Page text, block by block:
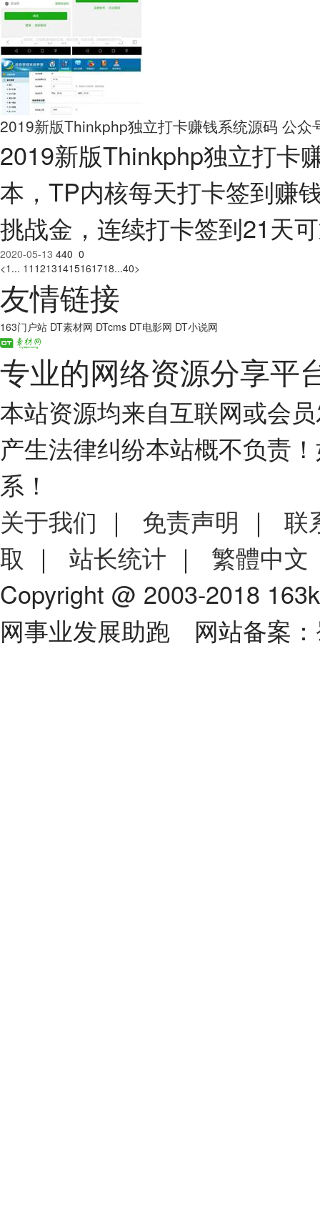
2019新版Thinkphp独立打卡赚钱系统源码 公众
2019新版Thinkphp独立打卡
本，TP内核每天打卡签到赚
挑战金，连续打卡签到21天
2020-05-13 440 0
<1 ... 11 12131415161718...40>
友情链接
163门户站 DT素材网 DTcms DT电影网 DT小说网
专业的网络资源分享平
本站资源均来自互联网或会
产生法律纠纷本站概不负责
系！
关于我们 ｜ 免责声明 ｜ 联
取 ｜ 站长统计 ｜ 繁體中文
Copyright @ 2003-2018
网事业发展助跑 网站备案：